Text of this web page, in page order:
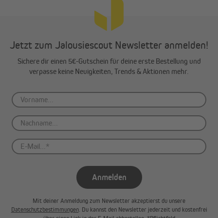
Mit Sinn für die kleinsten Details
Das Herzstück unseres Insektenschutzrollos ist ein
Fiberglasgewebe mit dichten, quadratischen Maschen, die
Insekten den Zugang verwehren. Gleichzeitig ermöglicht das
Gewebe eine gute Luftzirkulation und einen nahezu ungetrübten
Der Aluminiumrahmen ist pulverbeschichtet, was eine
dauerhafte Farbechtheit garantiert. Da Aluminium witterungs-
und korrosionsbeständig ist, muss das Insektenschutzgitter
nach der Saison nicht demontiert werden.
Jetzt zum Jalousiescout Newsletter anmelden!
Sichere dir einen 5€-Gutschein für deine erste Bestellung und
verpasse keine Neuigkeiten, Trends & Aktionen mehr.
Anmelden
Mit deiner Anmeldung zum Newsletter akzeptierst du unsere
Datenschutzbestimmungen. Du kannst den Newsletter jederzeit und kostenfrei